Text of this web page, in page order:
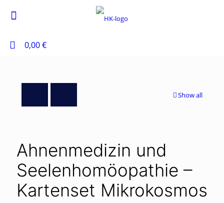
0,00 €
Show all
Ahnenmedizin und
Seelenhomöopathie –
Kartenset Mikrokosmos